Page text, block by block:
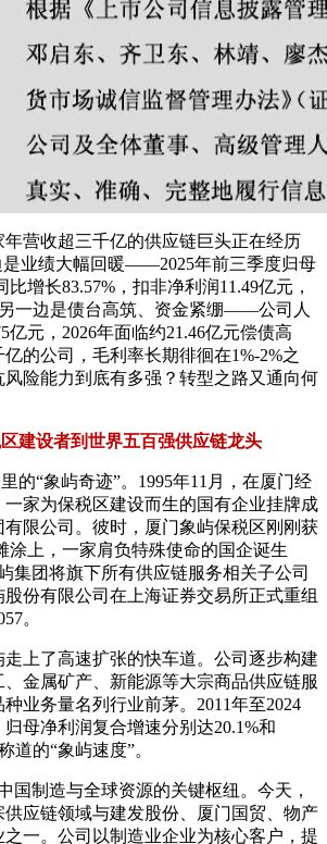
营收超三千亿的供应链巨头正在经历
是业绩大幅回暖——2025年前三季度归母
增长83.57%，扣非净利润11.49亿元，
另一边是债台高筑、资金紧绷——公司人
亿元，2026年面临约21.46亿元偿债高
的公司，毛利率长期徘徊在1%-2%之
险能力到底有多强？转型之路又通向何
建设者到世界五百强供应链龙头
的“象屿奇迹”。1995年11月，在厦门经
家为保税区建设而生的国有企业挂牌成
限公司。彼时，厦门象屿保税区刚刚获
涂上，一家肩负特殊使命的国企诞生
集团将旗下所有供应链服务相关子公司
份有限公司在上海证券交易所正式重组
。
上了高速扩张的快车道。公司逐步构建
金属矿产、新能源等大宗商品供应链服
业务量名列行业前茅。2011年至2024
母净利润复合增速分别达20.1%和
道的“象屿速度”。
国制造与全球资源的关键枢纽。今天，
供应链领域与建发股份、厦门国贸、物产
一。公司以制造业企业为核心客户，提